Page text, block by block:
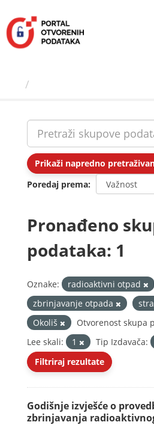
sadržaj
Prikaži napredno
Poredaj prema
Pronađeno
podataka: 1
Oznake:
radioaktivni otpad
zbrinjavanje otpada
Okoliš
Otvorenost skupa
Lee skali:
1 Tip Izdavača:
Filtriraj rezultate
Godišnje izvješće o
zbrinjavanja